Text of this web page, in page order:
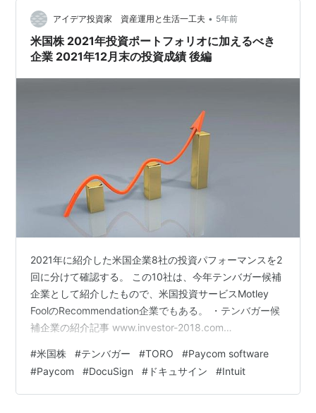
アイデア投資家 資産運用と生活一工夫 • 5年前
米国株 2021年投資ポートフォリオに加えるべき
企業 2021年12月末の投資成績 後編
2021年に紹介した米国企業8社の投資パフォーマンスを2
回に分けて確認する。 この10社は、今年テンバガー候補
企業として紹介したもので、米国投資サービスMotley
FoolのRecommendation企業でもある。 ・テンバガー候
補企業の紹介記事 www.investor-2018.com
www.investor-2018.com ・株価パフォーマンス一覧表
企業名/ティッカーシンボル 記事紹介日 開始時点の株価
(始値) 2021/12/27株価(終値) 騰落率 The Toro Compaby
#米国株 #テンバガー #TORO #Paycom software
#Paycom #DocuSign # ドキュサイン #Intuit